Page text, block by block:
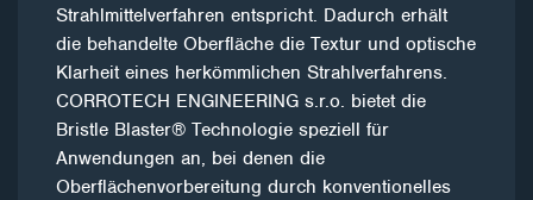
Strahlmittelverfahren entspricht. Dadurch erhält
die behandelte Oberfläche die Textur und optische
Klarheit eines herkömmlichen Strahlverfahrens.
CORROTECH ENGINEERING s.r.o. bietet die
Bristle Blaster® Technologie speziell für
Anwendungen an, bei denen die
Oberflächenvorbereitung durch konventionelles